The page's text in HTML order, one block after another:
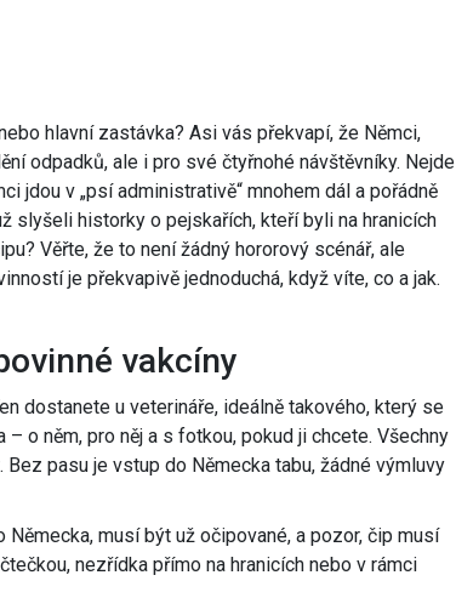
hlavní zastávka? Asi vás překvapí, že Němci,
odpadků, ale i pro své čtyřnohé návštěvníky. Nejde
jdou v „psí administrativě“ mnohem dál a pořádně
slyšeli historky o pejskařích, kteří byli na hranicích
Věřte, že to není žádný hororový scénář, ale
je překvapivě jednoduchá, když víte, co a jak.
vakcíny
dostanete u veterináře, ideálně takového, který se
o něm, pro něj a s fotkou, pokud ji chcete. Všechny
pasu je vstup do Německa tabu, žádné výmluvy
musí být už očipované, a pozor, čip musí
nezřídka přímo na hranicích nebo v rámci